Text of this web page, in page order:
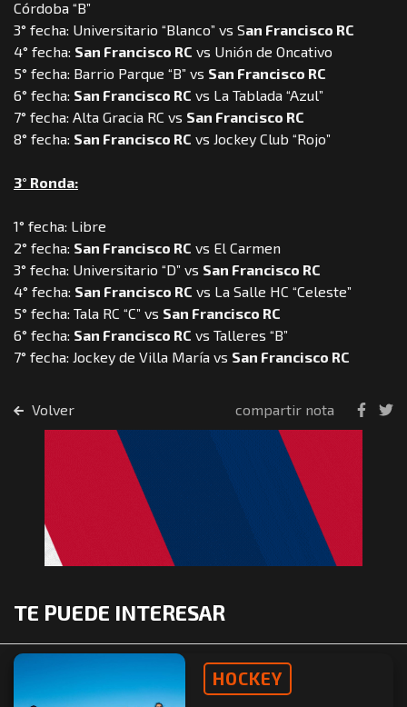
Córdoba “B”
3° fecha: Universitario “Blanco” vs San Francisco RC
4° fecha: San Francisco RC vs Unión de Oncativo
5° fecha: Barrio Parque “B” vs San Francisco RC
6° fecha: San Francisco RC vs La Tablada “Azul”
7° fecha: Alta Gracia RC vs San Francisco RC
8° fecha: San Francisco RC vs Jockey Club “Rojo”
3° Ronda:
1° fecha: Libre
2° fecha: San Francisco RC vs El Carmen
3° fecha: Universitario “D” vs San Francisco RC
4° fecha: San Francisco RC vs La Salle HC “Celeste”
5° fecha: Tala RC “C” vs San Francisco RC
6° fecha: San Francisco RC vs Talleres “B”
7° fecha: Jockey de Villa María vs San Francisco RC
Volver compartir nota
TE PUEDE INTERESAR
HOCKEY